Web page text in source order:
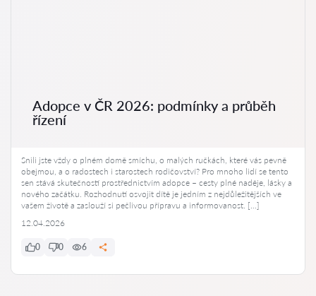
Adopce v ČR 2026: podmínky a průběh
řízení
Snili jste vždy o plném domě smíchu, o malých ručkách, které vás pevně
obejmou, a o radostech i starostech rodičovství? Pro mnoho lidí se tento
sen stává skutečností prostřednictvím adopce – cesty plné naděje, lásky a
nového začátku. Rozhodnutí osvojit dítě je jedním z nejdůležitějších ve
vašem životě a zaslouží si pečlivou přípravu a informovanost. […]
12.04.2026
0 0 6